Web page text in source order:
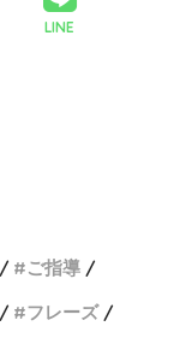
LINE
ご指導
フレーズ